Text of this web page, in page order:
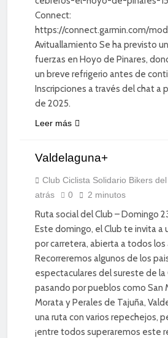
Connect:
https://connect.garmin.com/
Avituallamiento Se ha previsto
fuerzas en Hoyo de Pinares,
un breve refrigerio antes de
Inscripciones a través del chat a
de 2025.
Leer más
CICLISMO
DEPORTE
DIVERSIÓN
SOCIAL
Valdelaguna+
Club Ciclista Solidario Bikers
atrás
0 2 minutos
Ruta social del Club – Domingo
Este domingo, el Club te invita a
por carretera, abierta a todos
Recorreremos algunos de los
espectaculares del sureste de la
pasando por pueblos como San
Morata y Perales de Tajuña,
una ruta con varios repechejos,
¡entre todos superaremos este